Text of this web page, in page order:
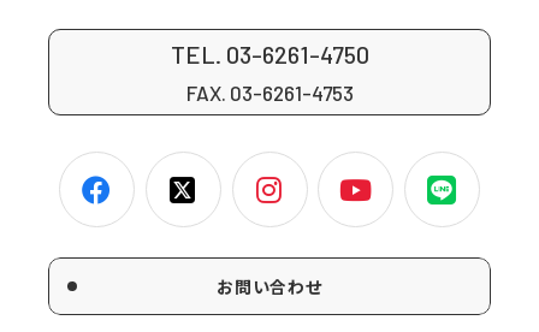
TEL. 03-6261-4750
FAX. 03-6261-4753
お問い合わせ